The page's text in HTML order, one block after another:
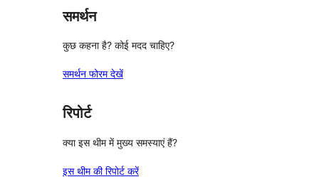
समर्थन
कुछ कहना है? कोई मदद चाहिए?
समर्थन फोरम देखें
रिपोर्ट
क्या इस थीम में मुख्य समस्याएं हैं?
इस थीम की रिपोर्ट करें